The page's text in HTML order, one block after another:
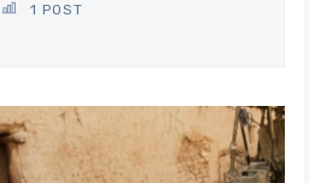
1 POST